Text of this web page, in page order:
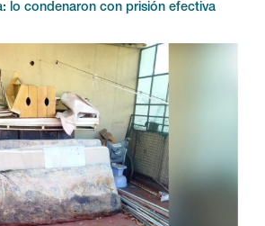
lo condenaron con prisión efectiva